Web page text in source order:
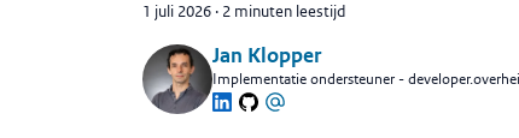
1 juli 2026 · 2 minuten leestijd
Jan Klopper
Implementatie ondersteuner -